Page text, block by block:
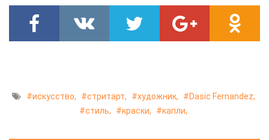
искусство, стритарт, художник,
Dasic Fernandez,
стиль,
краски, капли,